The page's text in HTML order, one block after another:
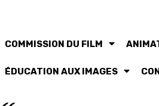
COMMISSION DU FILM
ÉDUCATION AUX IMAGES